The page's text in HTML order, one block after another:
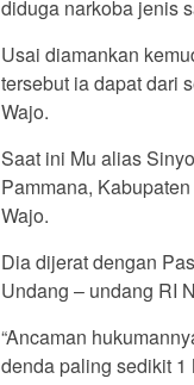
diduga narkoba jenis
Usai diamankan
tersebut ia dapat dari
Wajo.
Saat ini Mu alias
Pammana,
Wajo.
Dia dijerat dengan
Undang – undang RI
“Ancaman
denda paling sedikit 1